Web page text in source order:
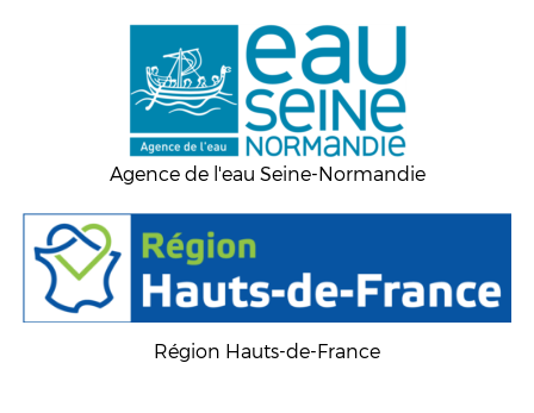
Agence de l'eau Seine-Normandie
Région Hauts-de-France